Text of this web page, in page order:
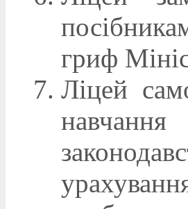
гриф
Ліцей